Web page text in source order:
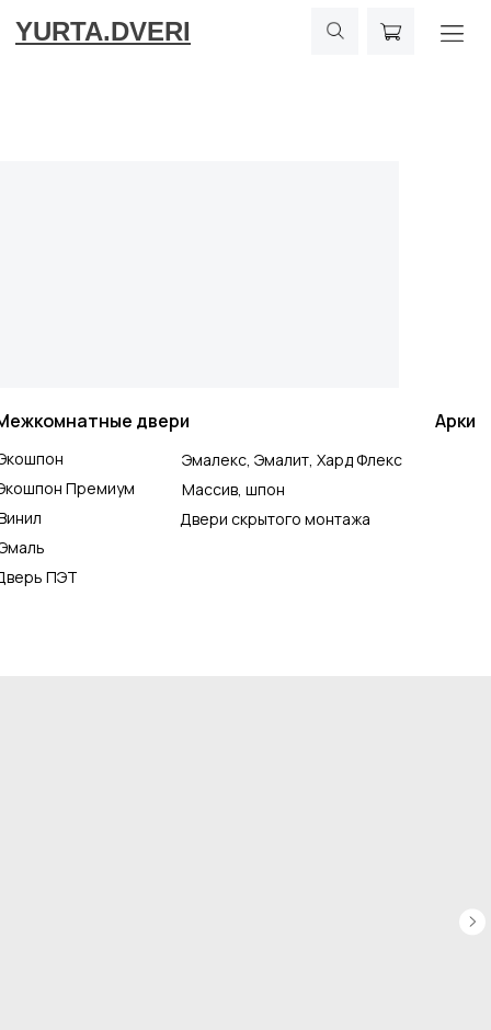
YURTA.DVERI
ПЭТ
Премиум
Двери скрытого монтажа
Массив, шпон
Эмалекс, Эмалит, Хард Флекс
Арки
двери